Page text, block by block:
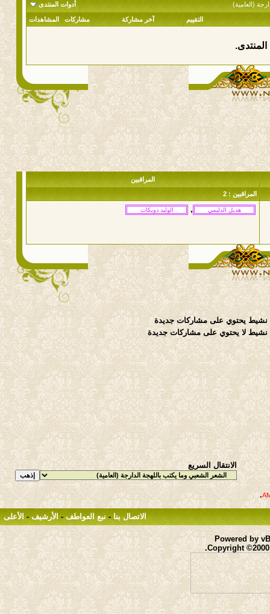
(العامية) أدوات المنتدى
التقييم آخر مشاركة مشاركات المشاهدات
المراقبين
المراقبين : 2
,
يحتوي على مشاركات جديدة
لا يحتوي على مشاركات جديدة
الانتقال السريع
.
الاتصال بنا - نبع العواطف - الأرشيف - الأعلى
Powered by
Copyright